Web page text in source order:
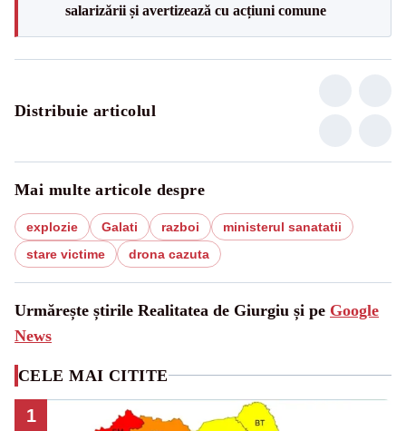
salarizării și avertizează cu acțiuni comune
Distribuie articolul
Mai multe articole despre
explozie Galati razboi
ministerul sanatatii
stare victime
drona cazuta
Urmărește știrile Realitatea de Giurgiu și pe Google
News
CELE MAI CITITE
1